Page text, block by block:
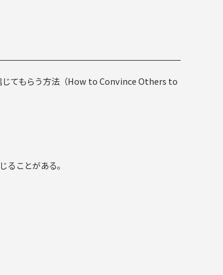
じてもらう方法（How to Convince Others to
ことがある。